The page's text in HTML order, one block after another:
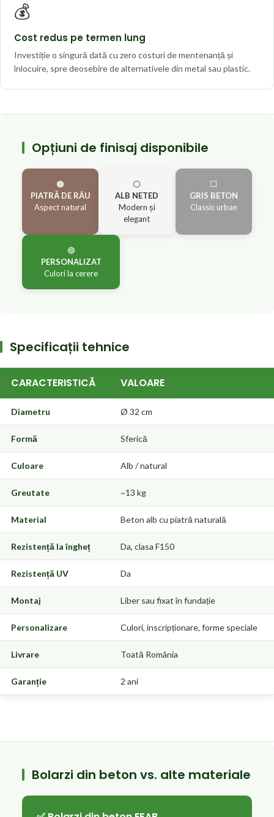
💰
Cost redus pe termen lung
Investiție o singură dată cu zero costuri de mentenanță și
înlocuire, spre deosebire de alternativele din metal sau plastic.
Opțiuni de finisaj disponibile
🟤
PIATRĂ DE RÂU
Aspect natural
⚪
ALB NETED
Modern și
elegant
⬜
GRIS BETON
Classic urban
🟢
PERSONALIZAT
Culori la cerere
Specificații tehnice
CARACTERISTICĂ VALOARE
Diametru Ø 32 cm
Formă Sferică
Culoare Alb / natural
Greutate ~13 kg
Material Beton alb cu piatră naturală
Rezistență la îngheț Da, clasa F150
Rezistență UV Da
Montaj Liber sau fixat în fundație
Personalizare Culori, inscripționare, forme speciale
Livrare Toată România
Garanție 2 ani
Bolarzi din beton vs. alte materiale